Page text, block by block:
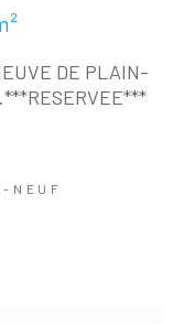
DE PLAIN-
NEUF